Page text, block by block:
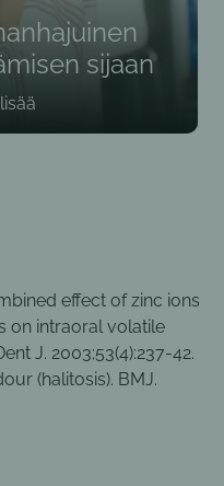
sijaan
effect of zinc ions
on intraoral volatile
J. 2003;53(4):237-42.
(halitosis). BMJ.